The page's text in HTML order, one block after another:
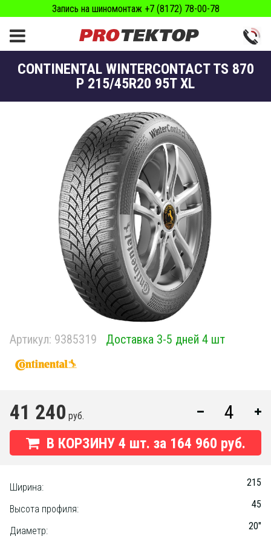
Запись на шиномонтаж +7 (8172) 78-00-78
CONTINENTAL WINTERCONTACT TS 870
P 215/45R20 95T XL
Артикул: 9385319 Доставка 3-5 дней 4 шт
41 240 руб.
В КОРЗИНУ 4 шт. за 164 960 руб.
Ширина: 215
Высота профиля: 45
Диаметр: 20"